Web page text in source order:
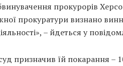
прокурорів
прокуратури визнано
– йдеться у
призначив їй покарання –